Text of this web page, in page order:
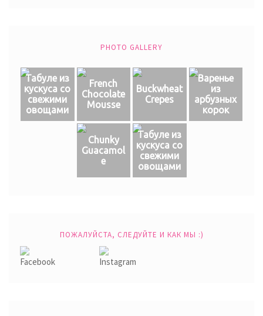
PHOTO GALLERY
Табуле из
кускуса со
свежими
овощами
French
Chocolate
Mousse
Buckwheat
Crepes
Варенье
из
арбузных
корок
Chunky
Guacamol
e
Табуле из
кускуса со
свежими
овощами
ПОЖАЛУЙСТА, СЛЕДУЙТЕ И КАК МЫ :)